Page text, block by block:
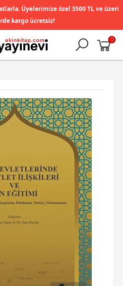
Üyelerimize özel 3500 TL ve üzeri
kargo ücretsiz!
0